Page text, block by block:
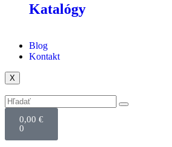
Katalógy
Blog
Kontakt
X
0,00 €
0